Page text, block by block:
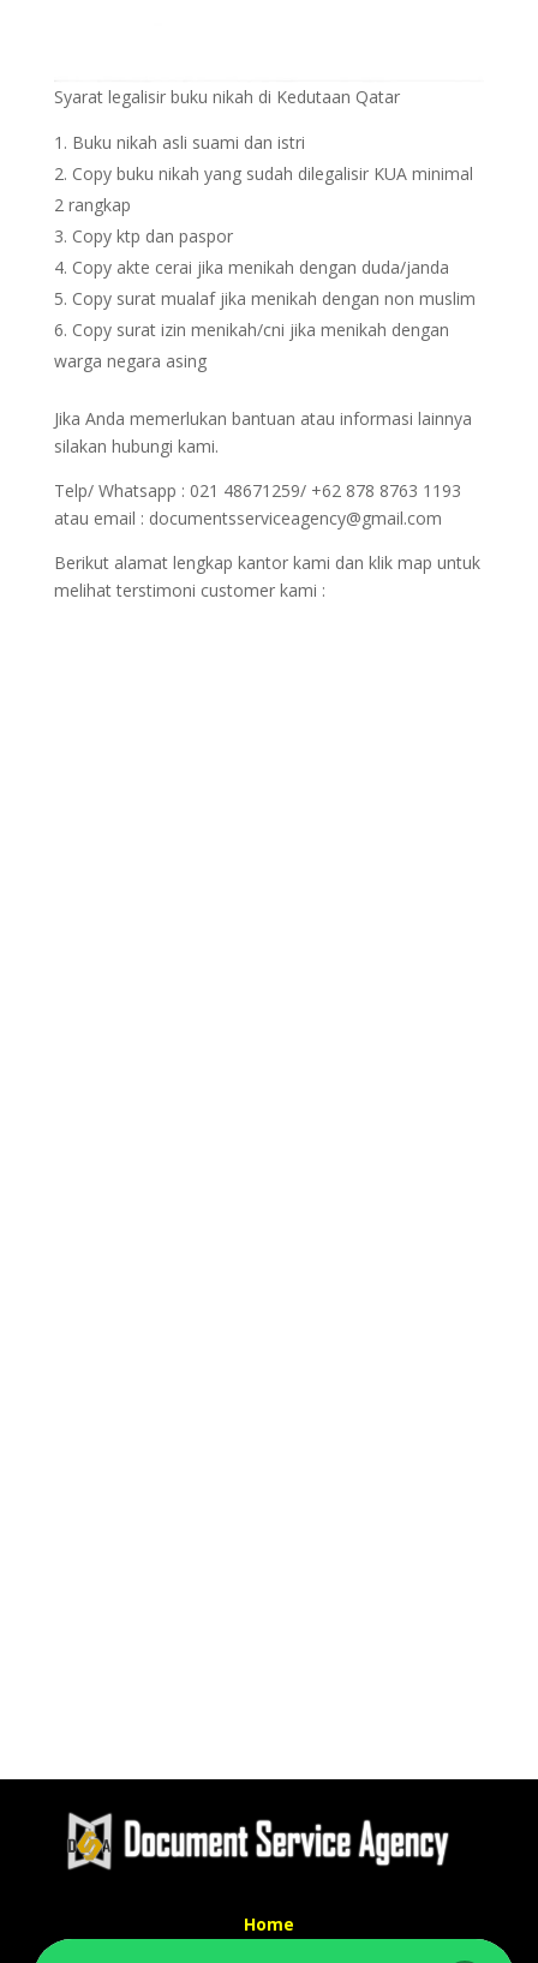
Syarat legalisir buku nikah di Kedutaan Qatar
Buku nikah asli suami dan istri
Copy buku nikah yang sudah dilegalisir KUA minimal
2 rangkap
Copy ktp dan paspor
Copy akte cerai jika menikah dengan duda/janda
Copy surat mualaf jika menikah dengan non muslim
Copy surat izin menikah/cni jika menikah dengan
warga negara asing
Jika Anda memerlukan bantuan atau informasi lainnya
silakan hubungi kami.
Telp/ Whatsapp : 021 48671259/ +62 878 8763 1193
atau email : documentsserviceagency@gmail.com
Berikut alamat lengkap kantor kami dan klik map untuk
melihat terstimoni customer kami :
Home